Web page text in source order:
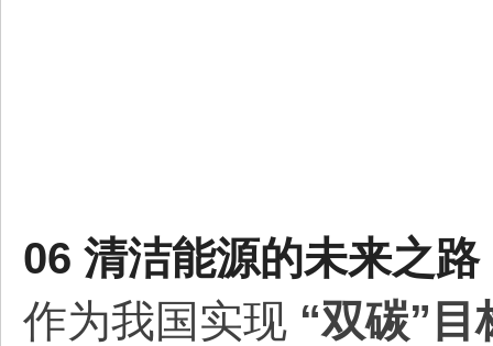
06 清洁能源的未来之路
作为我国实现 “双碳”